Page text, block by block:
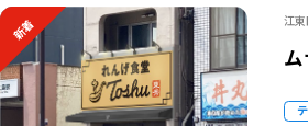
新着 江東